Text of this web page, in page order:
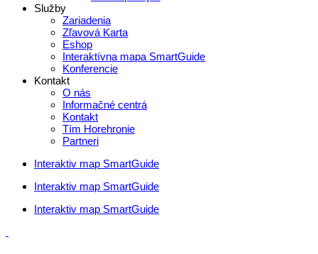
Služby
Zariadenia
Zľavová Karta
Eshop
Interaktívna mapa SmartGuide
Konferencie
Kontakt
O nás
Informačné centrá
Kontakt
Tím Horehronie
Partneri
Interaktiv map SmartGuide
Interaktiv map SmartGuide
Interaktiv map SmartGuide